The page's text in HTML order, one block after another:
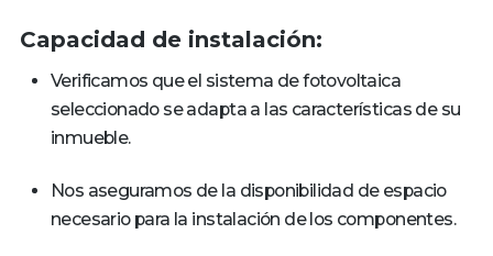
Capacidad de instalación:
Verificamos que el sistema de fotovoltaica
seleccionado se adapta a las características de su
inmueble.
Nos aseguramos de la disponibilidad de espacio
necesario para la instalación de los componentes.